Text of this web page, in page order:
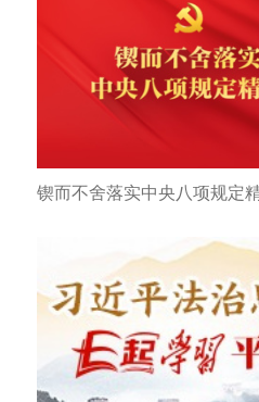
锲而不舍落实中央八项规定